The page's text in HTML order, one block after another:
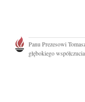
Panu Prezesowi
głębokiego